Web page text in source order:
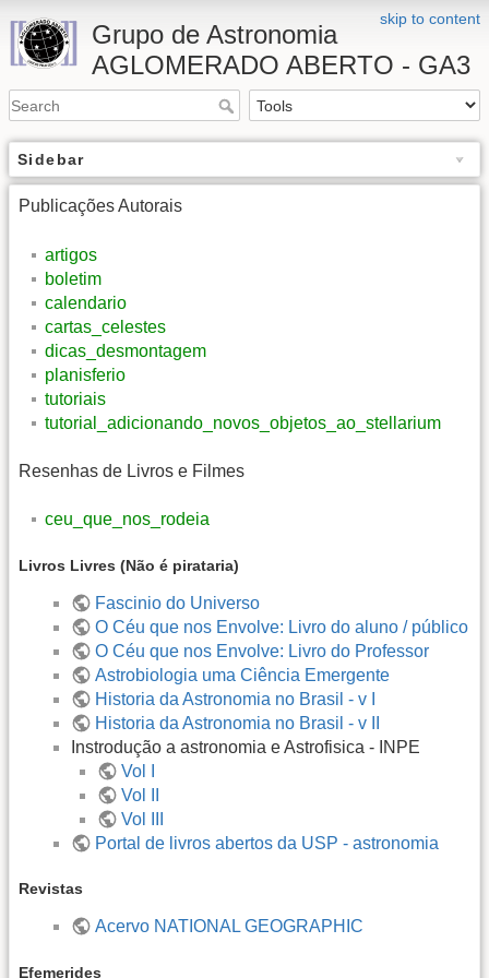
skip to content
Grupo de Astronomia
AGLOMERADO ABERTO - GA3
Sidebar
Publicações Autorais
artigos
boletim
calendario
cartas_celestes
dicas_desmontagem
planisferio
tutoriais
tutorial_adicionando_novos_objetos_ao_stellarium
Resenhas de Livros e Filmes
ceu_que_nos_rodeia
Livros Livres (Não é pirataria)
Fascinio do Universo
O Céu que nos Envolve: Livro do aluno / público
O Céu que nos Envolve: Livro do Professor
Astrobiologia uma Ciência Emergente
Historia da Astronomia no Brasil - v I
Historia da Astronomia no Brasil - v II
Instrodução a astronomia e Astrofisica - INPE
Vol I
Vol II
Vol III
Portal de livros abertos da USP - astronomia
Revistas
Acervo NATIONAL GEOGRAPHIC
Efemerides